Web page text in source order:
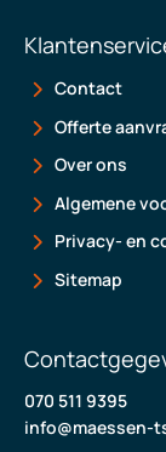
Contact
Offerte
Over ons
Algemene
Privacy- en
Sitemap
070 511 9395
info@maessen-